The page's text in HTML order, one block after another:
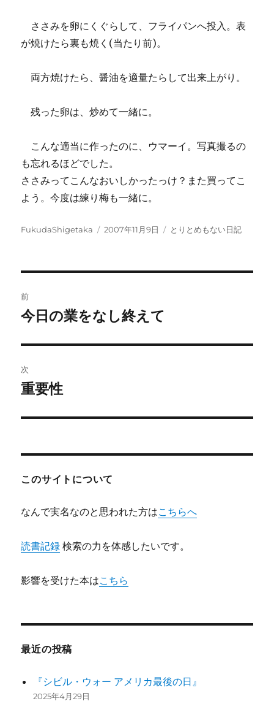
ささみを卵にくぐらして、フライパンへ投入。表
が焼けたら裏も焼く(当たり前)。
両方焼けたら、醤油を適量たらして出来上がり。
残った卵は、炒めて一緒に。
こんな適当に作ったのに、ウマーイ。写真撮るの
も忘れるほどでした。
ささみってこんなおいしかったっけ？また買ってこ
よう。今度は練り梅も一緒に。
投
FukudaShigetaka
投
2007年11月9日
カ
とりとめもない日記
稿
ビ
ゲ
ー
前
前
投
稿:
今日の業をなし終えて
次
次
投
重要性
このサイトについて
なんで実名なのと思われた方はこちらへ
読書記録 検索の力を体感したいです。
影響を受けた本はこちら
最近の投稿
『シビル・ウォー アメリカ最後の日』
2025年4月29日